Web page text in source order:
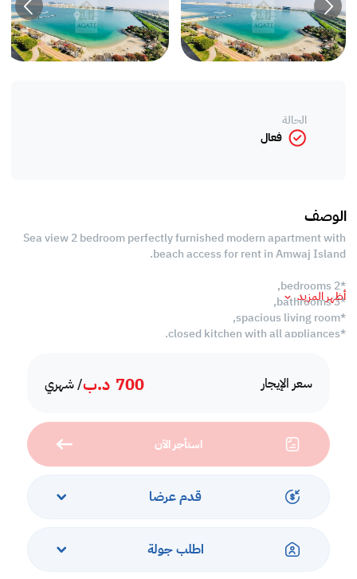
سعر الإيجار 700 د.ب/ شهري
استأجر الآن
قدم عرضا
اطلب جولة
الحالة
فعال
الوصف
Sea view 2 bedroom perfectly furnished modern apartment with
beach access for rent in Amwaj Island.
*2 bedrooms,
*3 bathrooms,
*spacious living room,
*closed kitchen with all appliances,
Rent: BD 700 inclusive
Ref: IVAI5476
أظهر المزيد